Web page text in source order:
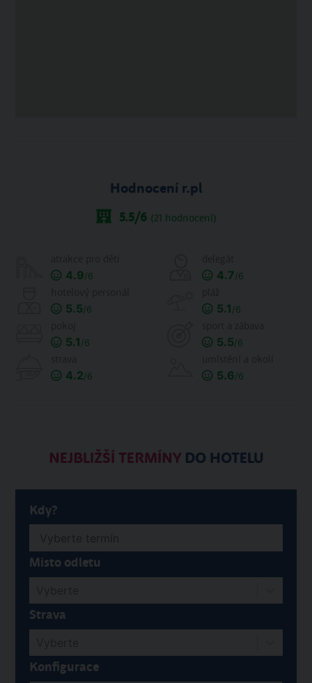
Hodnocení r.pl
5.5/6 (21 hodnocení)
4.9/6 4.7/6
5.5/6 5.1 /6
5.1 /6 5.5/6
4.2/6 5.6/6
NEJBLIŽŠÍ TERMÍNYDO HOTELU
Kdy?
Místo odletu
Strava
Konfigurace